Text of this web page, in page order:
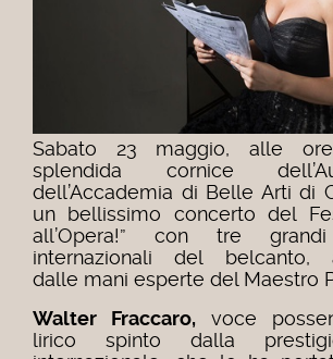
Sabato 23 maggio, alle
splendida cornice
dell’Accademia di Belle Arti di
un bellissimo concerto del
all’Opera!” con tre grandi
internazionali del belcanto,
dalle mani esperte del Maestro
Walter Fraccaro,voce
lirico spinto dalla